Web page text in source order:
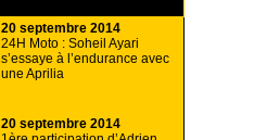
20 septembre 2014
24H Moto : Soheil Ayari
s’essaye à l’endurance avec
une Aprilia
20 septembre 2014